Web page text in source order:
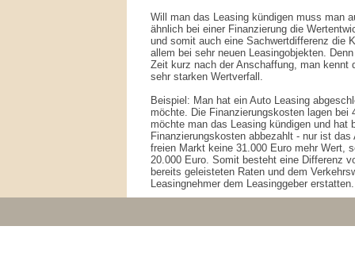
Will man das Leasing kündigen muss man
ähnlich bei einer Finanzierung die
und somit auch eine Sachwertdifferenz die
allem bei sehr neuen Leasingobjekten.
Zeit kurz nach der Anschaffung, man kennt
sehr starken Wertverfall.
Beispiel: Man hat ein Auto Leasing
möchte. Die Finanzierungskosten lagen bei
möchte man das Leasing kündigen und hat
Finanzierungskosten abbezahlt - nur ist
freien Markt keine 31.000 Euro mehr Wert,
20.000 Euro. Somit besteht eine Differenz
bereits geleisteten Raten und dem
Leasingnehmer dem Leasinggeber erstatten.